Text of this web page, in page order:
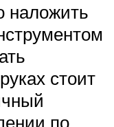
наложить
стоит
по